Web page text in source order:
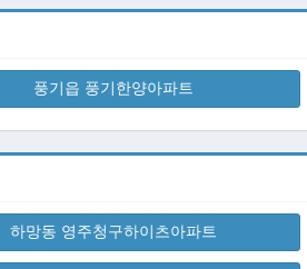
풍기읍 풍기한양아파트
하망동 영주청구하이츠아파트